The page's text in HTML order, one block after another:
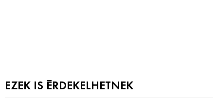
EZEK IS ÉRDEKELHETNEK